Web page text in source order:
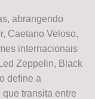
abrangendo
Caetano Veloso,
internacionais
Zeppelin, Black
define a
transita entre